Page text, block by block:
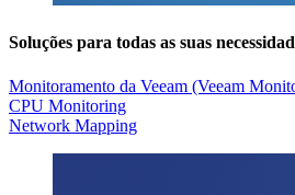
Soluções para todas as suas
Monitoramento da Veeam (Veeam
CPU Monitoring
Network Mapping